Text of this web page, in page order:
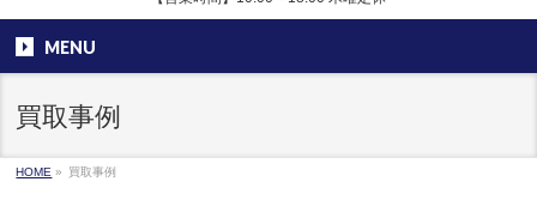
MENU
買取事例
HOME » 買取事例